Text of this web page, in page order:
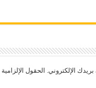
الإلكتروني. الحقول